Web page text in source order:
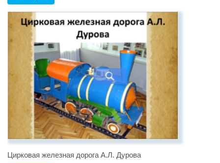
Цирковая железная дорога А.Л. Дурова